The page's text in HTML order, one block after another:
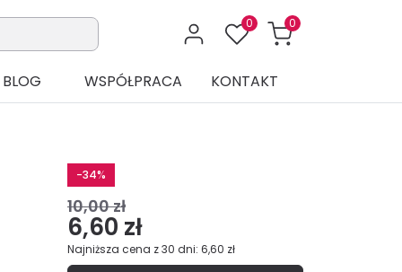
0 0
BLOG WSPÓŁPRACA KONTAKT
-34%
10,00 zł
6,60 zł
Najniższa cena z 30 dni: 6,60 zł